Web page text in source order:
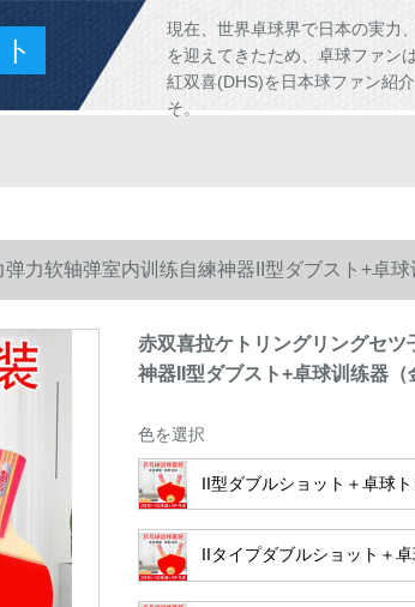
現在、世界卓球界で日本の実力
を迎えてきたため、卓球ファン
紅双喜(DHS)を日本球ファン紹
そ。
力软轴弹室内训练自練神器II型ダブスト+卓球
赤双喜拉ケトリングリングセ
神器II型ダブスト+卓球训练器（
色を選択
II型ダブルショット＋卓球
IIタイプダブルショット＋